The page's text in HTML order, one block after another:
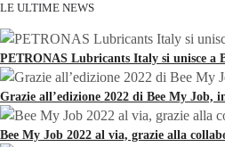
LE ULTIME NEWS
PETRONAS Lubricants Italy si unisce a
Grazie all’edizione 2022 di Bee My Job,
Bee My Job 2022 al via, grazie alla